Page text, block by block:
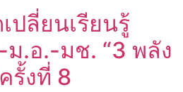
ปลี่ยนเรียนรู้
.อ.-มช. “3 พลัง
รั้งที่ 8